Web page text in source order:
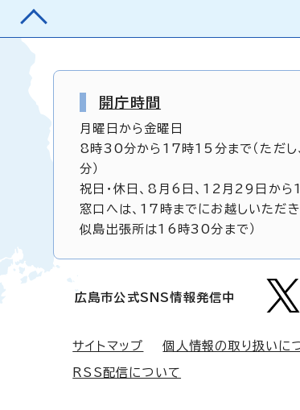
開庁時間
月曜日から金曜日
8時30分から17時15分まで（ただ
分）
祝日・休日、8月6日、12月29日から
窓口へは、17時までにお越しいただき
似島出張所は16時30分まで）
広島市公式SNS情報発信中
サイトマップ 個人情報の取り扱いに
RSS配信について